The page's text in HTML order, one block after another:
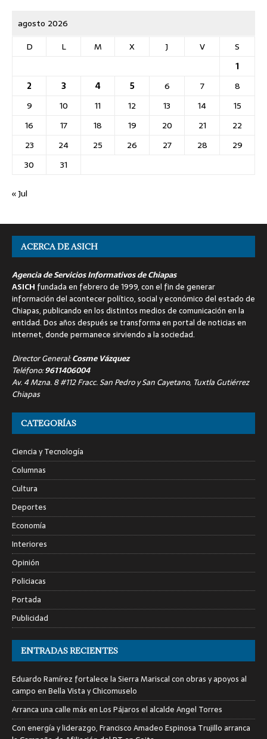
agosto 2026
D
L M X J V
S
1
2
3 4 5 6 7
8
9
10 11 12 13 14
15
16
17 18 19 20 21
22
23
24 25 26 27 28
29
30
31
« Jul
ACERCA DE ASICH
Agencia de Servicios Informativos de Chiapas
ASICH fundada en febrero de 1999, con el fin de generar
información del acontecer político, social y económico del estado de
Chiapas, publicando en los distintos medios de comunicación en la
entidad. Dos años después se transforma en portal de noticias en
internet, donde permanece sirviendo a la sociedad.
Director General:Cosme Vázquez
Teléfono:9611406004
Av. 4 Mzna. 8 #112 Fracc. San Pedro y San Cayetano, Tuxtla Gutiérrez
Chiapas
CATEGORÍAS
Ciencia y Tecnología
Columnas
Cultura
Deportes
Economía
Interiores
Opinión
Policiacas
Portada
Publicidad
ENTRADAS RECIENTES
Eduardo Ramírez fortalece la Sierra Mariscal con obras y apoyos al
campo en Bella Vista y Chicomuselo
Arranca una calle más en Los Pájaros el alcalde Angel Torres
Con energía y liderazgo, Francisco Amadeo Espinosa Trujillo arranca